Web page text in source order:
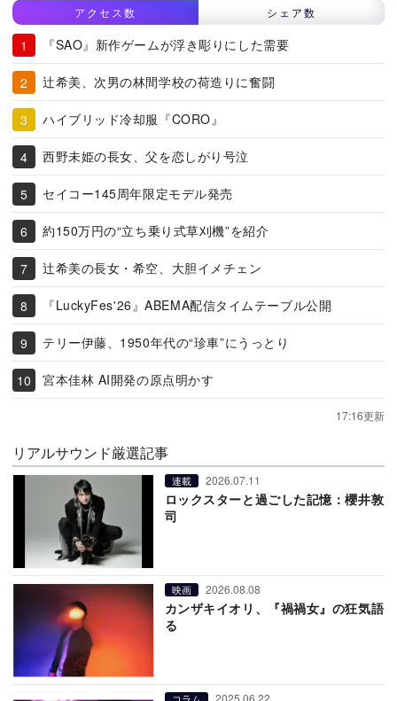
アクセス数 シェア数
『SAO』新作ゲームが浮き彫りにした需要
辻希美、次男の林間学校の荷造りに奮闘
ハイブリッド冷却服『CORO』
西野未姫の長女、父を恋しがり号泣
セイコー145周年限定モデル発売
約150万円の“立ち乗り式草刈機”を紹介
辻希美の長女・希空、大胆イメチェン
『LuckyFes'26』ABEMA配信タイムテーブル公開
テリー伊藤、1950年代の“珍車”にうっとり
宮本佳林 AI開発の原点明かす
17:16更新
リアルサウンド厳選記事
連載 2026.07.11
ロックスターと過ごした記憶：櫻井敦
司
映画 2026.08.08
カンザキイオリ、『禍禍女』の狂気語
る